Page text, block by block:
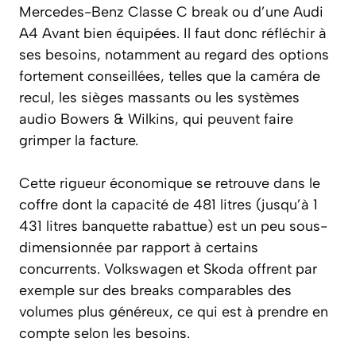
Mercedes-Benz Classe C break ou d’une Audi
A4 Avant bien équipées. Il faut donc réfléchir à
ses besoins, notamment au regard des options
fortement conseillées, telles que la caméra de
recul, les sièges massants ou les systèmes
audio Bowers & Wilkins, qui peuvent faire
grimper la facture.
Cette rigueur économique se retrouve dans le
coffre dont la capacité de 481 litres (jusqu’à 1
431 litres banquette rabattue) est un peu sous-
dimensionnée par rapport à certains
concurrents. Volkswagen et Skoda offrent par
exemple sur des breaks comparables des
volumes plus généreux, ce qui est à prendre en
compte selon les besoins.